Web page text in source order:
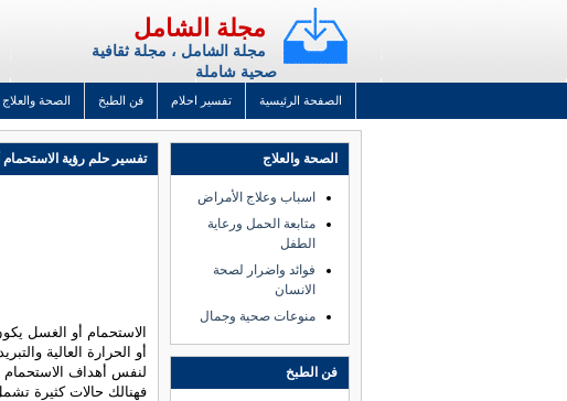
مجلة الشامل
مجلة الشامل ، مجلة ثقافية
صحية شاملة
الصفحة الرئيسية تفسير احلام فن الطبخ الصحة والعلاج
تفسير حلم رؤية الاستحمام
الاستحمام أو الغسل
أو الحرارة العالية
لنفس أهداف
فهنالك حالات كثيرة
الصحة والعلاج
اسباب وعلاج الأمراض
متابعة الحمل ورعاية
الطفل
فوائد واضرار لصحة
الانسان
منوعات صحية وجمال
فن الطبخ